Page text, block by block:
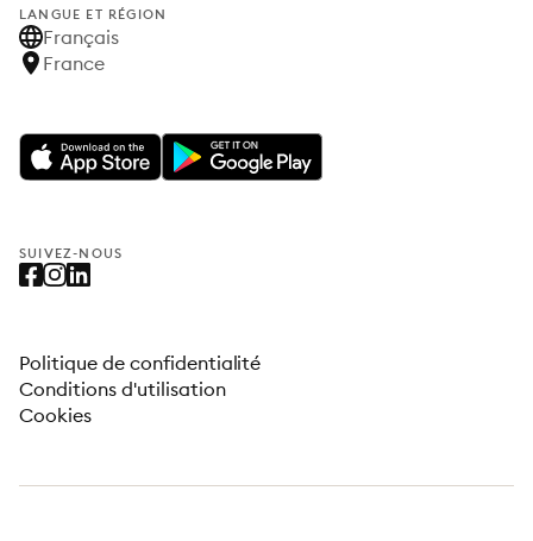
LANGUE ET RÉGION
Français
France
SUIVEZ-NOUS
Politique de confidentialité
Conditions d'utilisation
Cookies